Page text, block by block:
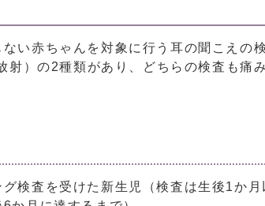
い赤ちゃんを対象に行う耳の聞こえの
）の2種類があり、どちらの検査も痛
検査を受けた新生児（検査は生後1か月